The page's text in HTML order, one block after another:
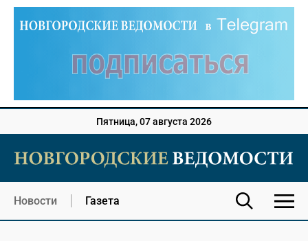
Пятница, 07 августа 2026
Новости Газета